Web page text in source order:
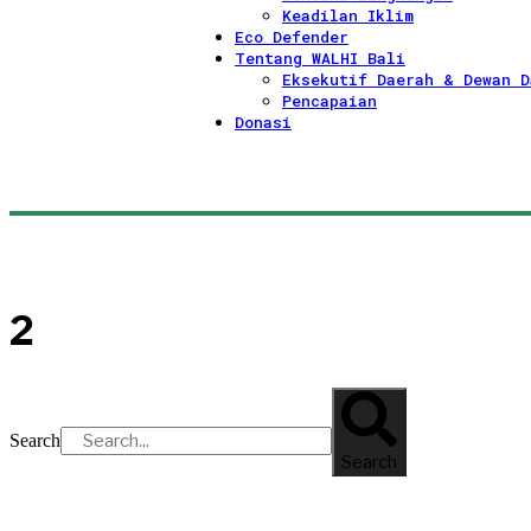
Keadilan Iklim
Eco Defender
Tentang WALHI Bali
Eksekutif Daerah & Dewan
Pencapaian
Donasi
2
Search
Search